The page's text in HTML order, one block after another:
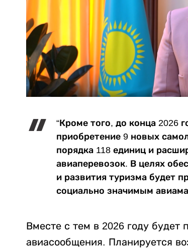
“Кроме того, до конца 2026
приобретение 9 новых
порядка 118 единиц и
авиаперевозок. В целях
и развития туризма будет
социально значимым
Вместе с тем в 2026 году
авиасообщения. Планируется